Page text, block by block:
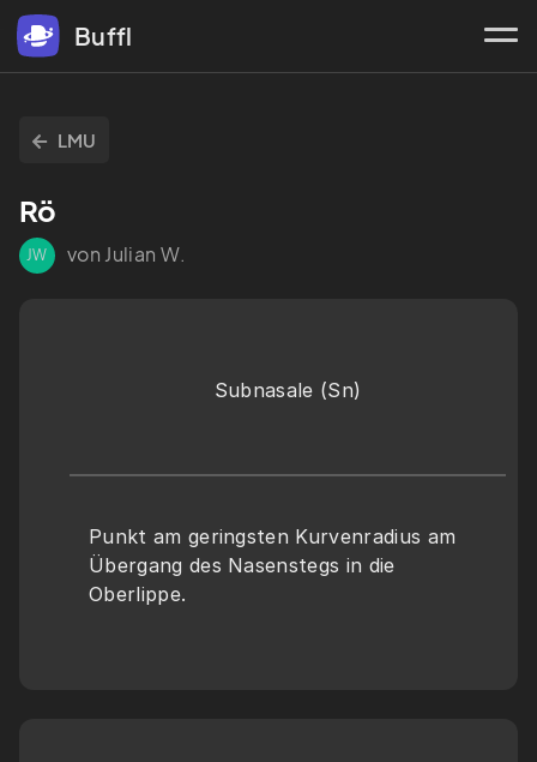
Buffl
LMU
Rö
JW von Julian W.
Subnasale (Sn)
Punkt am geringsten Kurvenradius am
Übergang des Nasenstegs in die
Oberlippe.